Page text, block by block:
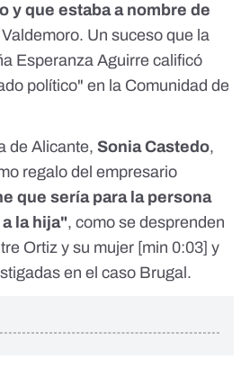
y que estaba a nombre de
Un suceso que la
Esperanza Aguirre calificó
político" en la Comunidad de
de Alicante, Sonia Castedo,
regalo del empresario
que sería para la persona
la hija", como se desprenden
Ortiz y su mujer [min 0:03] y
en el caso Brugal.